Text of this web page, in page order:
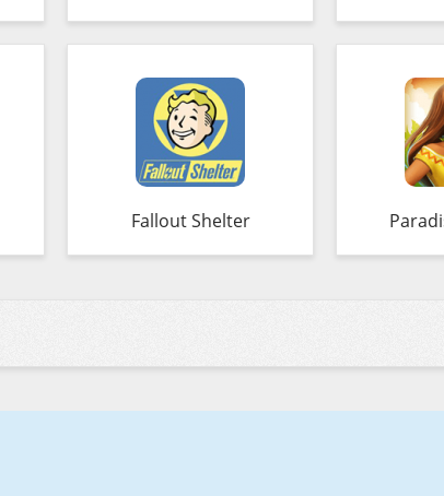
Fallout Shelter